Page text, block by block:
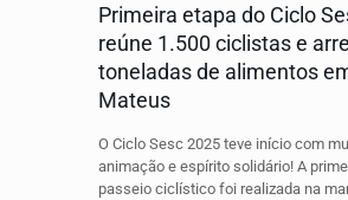
Primeira etapa do Ciclo
reúne 1.500 ciclistas e
toneladas de alimentos
Mateus
O Ciclo Sesc 2025 teve início com
animação e espírito solidário! A
passeio ciclístico foi realizada na